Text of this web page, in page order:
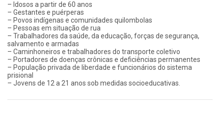
– Idosos a partir de 60 anos
– Gestantes e puérperas
– Povos indígenas e comunidades quilombolas
– Pessoas em situação de rua
– Trabalhadores da saúde, da educação, forças de segurança,
salvamento e armadas
– Caminhoneiros e trabalhadores do transporte coletivo
– Portadores de doenças crônicas e deficiências permanentes
– População privada de liberdade e funcionários do sistema
prisional
– Jovens de 12 a 21 anos sob medidas socioeducativas.